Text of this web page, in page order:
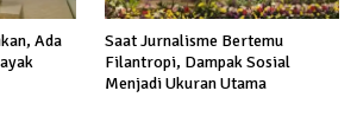
Ada
Saat Jurnalisme Bertemu
Filantropi, Dampak Sosial
Menjadi Ukuran Utama